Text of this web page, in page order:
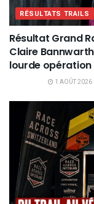
RÉSULTATS TRAILS
Résultat Grand
Claire
lourde opération
1 AOÛT 2026